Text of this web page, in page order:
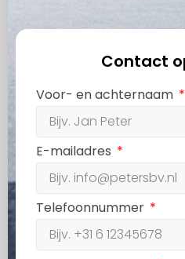
Contact
Voor- en achternaam
E-mailadres
Telefoonnummer